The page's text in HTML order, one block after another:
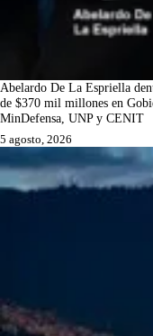
Abelardo De La Espriella
de $370 mil millones en
MinDefensa, UNP y CENIT
5 agosto, 2026